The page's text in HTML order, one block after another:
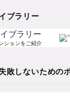
ブラリー
ブラリー
ションをご紹介
敗しないための